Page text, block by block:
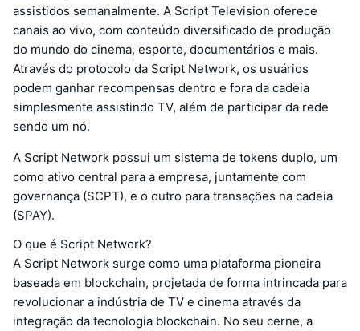
assistidos semanalmente. A Script Television oferece
canais ao vivo, com conteúdo diversificado de produção
do mundo do cinema, esporte, documentários e mais.
Através do protocolo da Script Network, os usuários
podem ganhar recompensas dentro e fora da cadeia
simplesmente assistindo TV, além de participar da rede
sendo um nó.
A Script Network possui um sistema de tokens duplo, um
como ativo central para a empresa, juntamente com
governança (SCPT), e o outro para transações na cadeia
(SPAY).
O que é Script Network?
A Script Network surge como uma plataforma pioneira
baseada em blockchain, projetada de forma intrincada para
revolucionar a indústria de TV e cinema através da
integração da tecnologia blockchain. No seu cerne, a